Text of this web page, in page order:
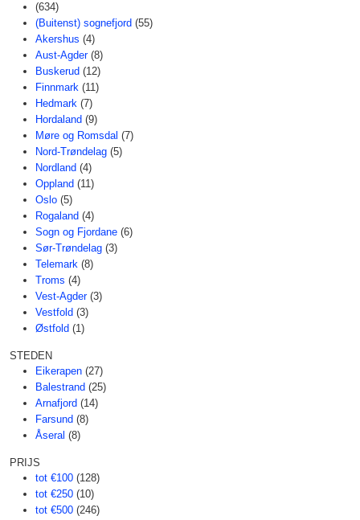
(634)
(Buitenst) sognefjord (55)
Akershus (4)
Aust-Agder (8)
Buskerud (12)
Finnmark (11)
Hedmark (7)
Hordaland (9)
Møre og Romsdal (7)
Nord-Trøndelag (5)
Nordland (4)
Oppland (11)
Oslo (5)
Rogaland (4)
Sogn og Fjordane (6)
Sør-Trøndelag (3)
Telemark (8)
Troms (4)
Vest-Agder (3)
Vestfold (3)
Østfold (1)
STEDEN
Eikerapen (27)
Balestrand (25)
Arnafjord (14)
Farsund (8)
Åseral (8)
PRIJS
tot €100 (128)
tot €250 (10)
tot €500 (246)